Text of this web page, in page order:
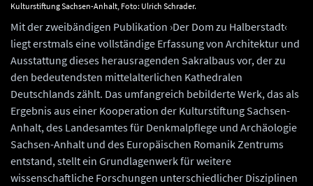
Kulturstiftung Sachsen-Anhalt, Foto: Ulrich Schrader.
Mit der zweibändigen Publikation ›Der Dom zu Halberstadt‹
liegt erstmals eine vollständige Erfassung von Architektur und
Ausstattung dieses herausragenden Sakralbaus vor, der zu
den bedeutendsten mittelalterlichen Kathedralen
Deutschlands zählt. Das umfangreich bebilderte Werk, das als
Ergebnis aus einer Kooperation der Kulturstiftung Sachsen-
Anhalt, des Landesamtes für Denkmalpflege und Archäologie
Sachsen-Anhalt und des Europäischen Romanik Zentrums
entstand, stellt ein Grundlagenwerk für weitere
wissenschaftliche Forschungen unterschiedlicher Disziplinen